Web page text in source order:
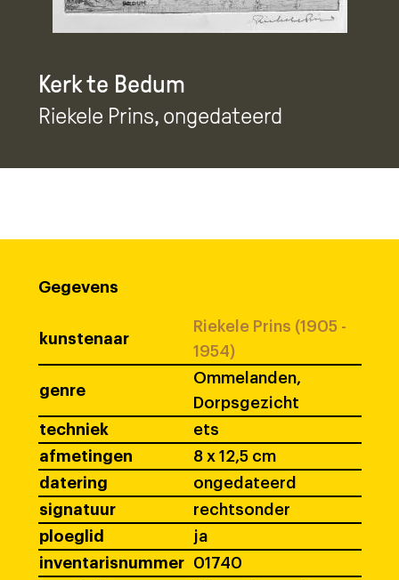
Kerk te Bedum
Riekele Prins, ongedateerd
Gegevens
kunstenaar
Riekele Prins (1905 -
1954)
genre
Ommelanden,
Dorpsgezicht
techniek
ets
afmetingen
8 x 12,5 cm
datering
ongedateerd
signatuur
rechtsonder
ploeglid
ja
inventarisnummer
01740